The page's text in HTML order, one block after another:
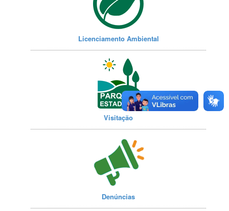
Licenciamento Ambiental
Visitação
Denúncias